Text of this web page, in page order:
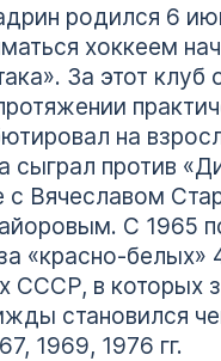
родился 6
хоккеем
За этот клуб
на
сыграл против
с Вячеславом
С 1965
«красно-белых»
СССР, в которых
становился
1969, 1976 гг.